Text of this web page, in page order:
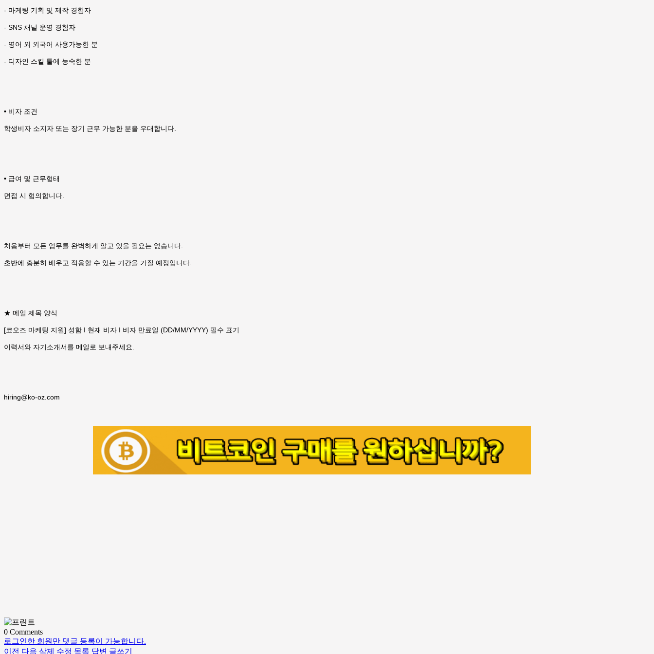
- 마케팅 기획 및 제작 경험자
- SNS 채널 운영 경험자
- 영어 외 외국어 사용가능한 분
- 디자인 스킬 툴에 능숙한 분
• 비자 조건
학생비자 소지자 또는 장기 근무 가능한 분을 우대합니다.
• 급여 및 근무형태
면접 시 협의합니다.
처음부터 모든 업무를 완벽하게 알고 있을 필요는 없습니다.
초반에 충분히 배우고 적응할 수 있는 기간을 가질 예정입니다.
★ 메일 제목 양식
[코오즈 마케팅 지원] 성함 I 현재 비자 I 비자 만료일 (DD/MM/YYYY) 필수 표기
이력서와 자기소개서를 메일로 보내주세요.
hiring@ko-oz.com
0 Comments
로그인한 회원만 댓글 등록이 가능합니다.
이전 다음 삭제 수정 목록 답변 글쓰기